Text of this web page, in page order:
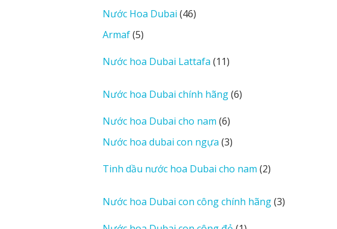
phẩm
Nước Hoa Dubai 4646
Armaf 55
phẩm
Nước hoa Dubai Lattafa 1111
phẩm
Nước hoa Dubai chính hãng 66
Nước hoa Dubai cho nam 66
sản
phẩm
Nước hoa dubai con ngựa 33
phẩm
Tinh dầu nước hoa Dubai cho nam 22
phẩm
Nước hoa Dubai con công chính hãng 33